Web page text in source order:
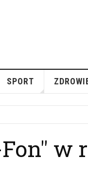
SPORT
w